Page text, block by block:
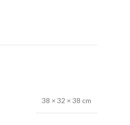
38 × 32 × 38 cm